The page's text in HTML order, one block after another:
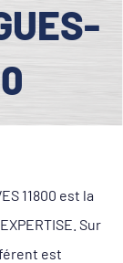
11800 est la
Sur
est